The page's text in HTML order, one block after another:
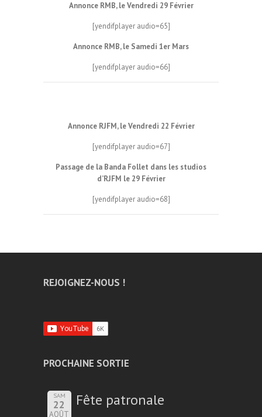
Annonce RMB, le Vendredi 29 Février
[yendifplayer audio=65]
Annonce RMB, le Samedi 1er Mars
[yendifplayer audio=66]
Annonce RJFM, le Vendredi 22 Février
[yendifplayer audio=67]
Passage de la Banda Follet dans les studios
d’RJFM le 29 Février
[yendifplayer audio=68]
REJOIGNEZ-NOUS !
PROCHAINE SORTIE
SAM
22
AOÛT
Fête patronale